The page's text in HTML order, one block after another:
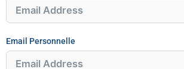
Email Personnelle